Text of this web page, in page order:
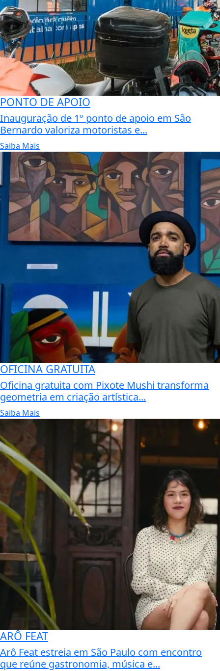
PONTO DE APOIO
Inauguração de 1º ponto de apoio em São
Bernardo valoriza motoristas e...
Saiba Mais
OFICINA GRATUITA
Oficina gratuita com Pixote Mushi transforma
geometria em criação artística...
Saiba Mais
ARÔ FEAT
Arô Feat estreia em São Paulo com encontro
que reúne gastronomia, música e...